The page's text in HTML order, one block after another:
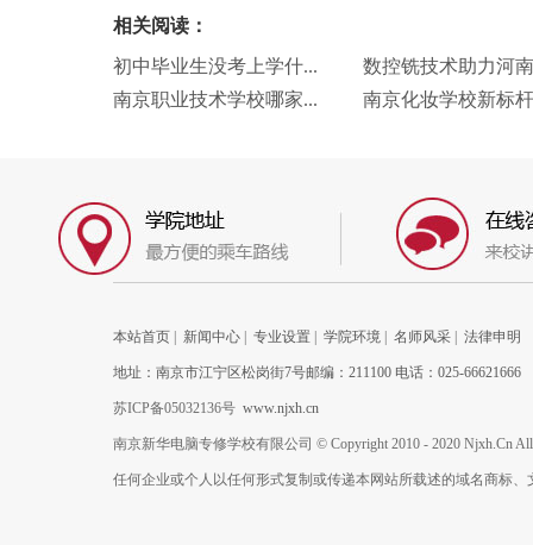
相关阅读：
初中毕业生没考上学什...
数控铣技术助力河
南京职业技术学校哪家...
南京化妆学校新标
本站首页 新闻中心 专业设置 学院环境 名师风采 法律申明
地址：南京市江宁区松岗街7号邮编：211100 电话：025-66621666
苏ICP备05032136号 www.njxh.cn
南京新华电脑专修学校有限公司 © Copyright 2010 - 2020 Njxh.Cn All
任何企业或个人以任何形式复制或传递本网站所载述的域名商标